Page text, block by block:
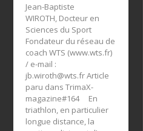
Jean-Baptiste
WIROTH, Docteur en
Sciences du Sport
Fondateur du réseau de
coach WTS (www.wts.fr)
/ e-mail :
jb.wiroth@wts.frArticle
paru dans TrimaX-
magazine#164 En
triathlon, en particulier
longue distance, la